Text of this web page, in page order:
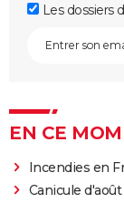
Les dossiers
EN CE
Incendies en
Canicule d'août